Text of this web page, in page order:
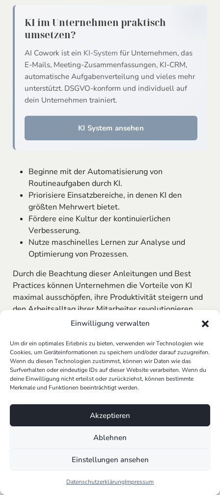
Einwilligung verwalten
Um dir ein optimales Erlebnis zu bieten, verwenden wir Technologien wie
Cookies, um Geräteinformationen zu speichern und/oder darauf zuzugreifen.
Wenn du diesen Technologien zustimmst, können wir Daten wie das
Surfverhalten oder eindeutige IDs auf dieser Website verarbeiten. Wenn du
deine Einwilligung nicht erteilst oder zurückziehst, können bestimmte
Merkmale und Funktionen beeinträchtigt werden.
Akzeptieren
Ablehnen
Einstellungen ansehen
DatenschutzerklärungImpressum
KI im Unternehmen praktisch
umsetzen?
AI Cowork ist ein KI-System für Unternehmen, das
E-Mails, Meeting-Zusammenfassungen, KI-CRM,
automatische Aufgabenverteilung und vieles mehr
unterstützt. DSGVO-konform und individuell auf
dein Unternehmen trainiert.
KI System ansehen
Beginne mit der Automatisierung von
Routineaufgaben durch KI.
Priorisiere Einsatzbereiche, in denen KI den
größten Mehrwert bietet.
Fördere eine Kultur der kontinuierlichen
Verbesserung.
Nutze maschinelles Lernen zur Analyse und
Optimierung von Prozessen.
Durch die Beachtung dieser Anleitungen und Best
Practices können Unternehmen die Vorteile von KI
maximal ausschöpfen, ihre Produktivität steigern und
den Arbeitsalltag ihrer Mitarbeiter revolutionieren.
KI-gestützte Systeme und ihre
Auswirkungen auf die Effizienz
Analyse der Effizienzsteigerung durch KI
Der Einsatz von KI hat in zahlreichen Branchen zu
einer signifikanten Effizienzsteigerung geführt. Durch
die Automatisierung von Routineaufgaben
ermöglichen KI-Systeme es Unternehmen, Prozesse
zu optimieren und wertvolle Zeit einzusparen.
Beispielsweise kann KI in der Kundenbetreuung durch
Fragen verwendet werden, wodurch Mitarbeiter sich
strategische Umverteilung von Ressourcen führt nicht